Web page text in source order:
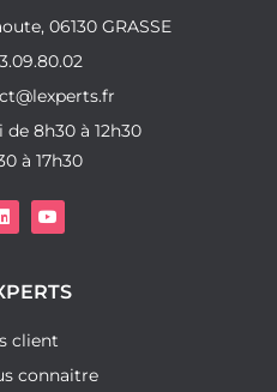
06130 GRASSE
8h30 à 12h30
à 17h30
client
connaitre